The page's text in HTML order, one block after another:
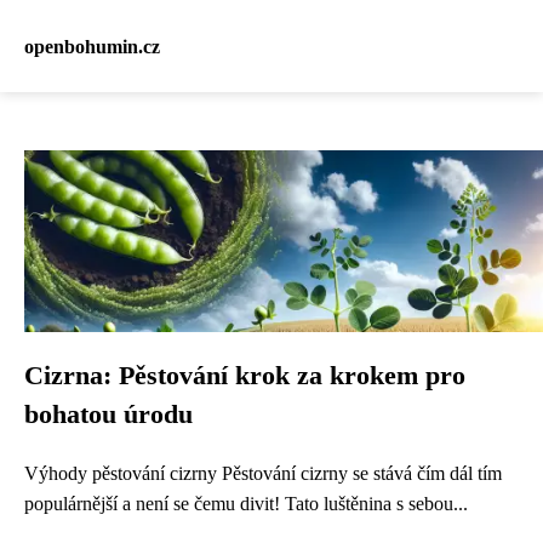
openbohumin.cz
Cizrna: Pěstování krok za krokem pro
bohatou úrodu
Výhody pěstování cizrny Pěstování cizrny se stává čím dál tím
populárnější a není se čemu divit! Tato luštěnina s sebou...